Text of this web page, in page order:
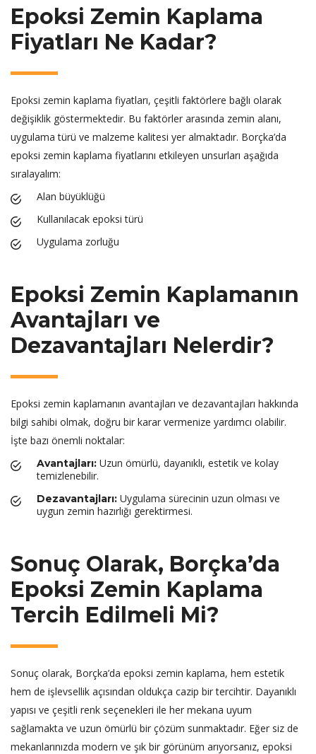
Epoksi Zemin Kaplama
Fiyatları Ne Kadar?
Epoksi zemin kaplama fiyatları, çeşitli faktörlere bağlı olarak
değişiklik göstermektedir. Bu faktörler arasında zemin alanı,
uygulama türü ve malzeme kalitesi yer almaktadır. Borçka’da
epoksi zemin kaplama fiyatlarını etkileyen unsurları aşağıda
sıralayalım:
Alan büyüklüğü
Kullanılacak epoksi türü
Uygulama zorluğu
Epoksi Zemin Kaplamanın
Avantajları ve
Dezavantajları Nelerdir?
Epoksi zemin kaplamanın avantajları ve dezavantajları hakkında
bilgi sahibi olmak, doğru bir karar vermenize yardımcı olabilir.
İşte bazı önemli noktalar:
Avantajları: Uzun ömürlü, dayanıklı, estetik ve kolay
temizlenebilir.
Dezavantajları: Uygulama sürecinin uzun olması ve
uygun zemin hazırlığı gerektirmesi.
Sonuç Olarak, Borçka’da
Epoksi Zemin Kaplama
Tercih Edilmeli Mi?
Sonuç olarak, Borçka’da epoksi zemin kaplama, hem estetik
hem de işlevsellik açısından oldukça cazip bir tercihtir. Dayanıklı
yapısı ve çeşitli renk seçenekleri ile her mekana uyum
sağlamakta ve uzun ömürlü bir çözüm sunmaktadır. Eğer siz de
mekanlarınızda modern ve şık bir görünüm arıyorsanız, epoksi